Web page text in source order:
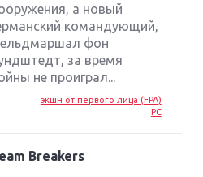
а новый
командующий,
фон
за время
не проиграл...
экшн от первого лица (FPA)
PC
Breakers